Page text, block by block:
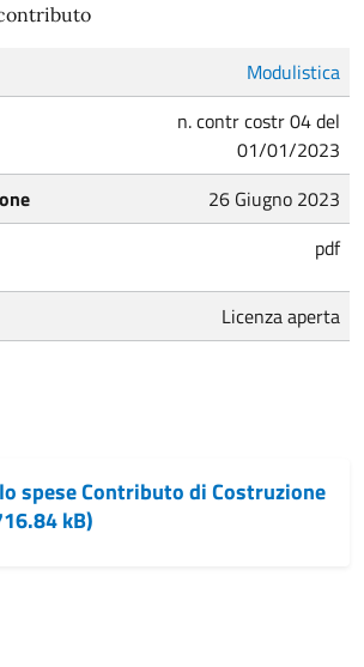
Modulistica
n. contr costr 04 del
01/01/2023
26 Giugno 2023
pdf
Licenza aperta
spese Contributo di Costruzione
kB)